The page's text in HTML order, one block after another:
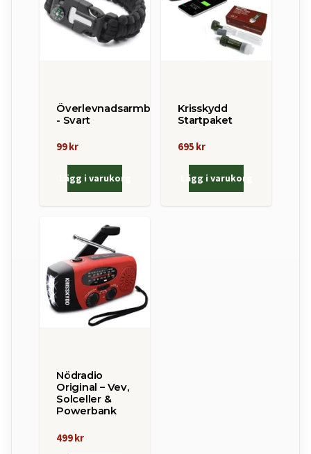
Överlevnadsarmband
- Svart
99 kr
Lägg i varukorg
Krisskydd
Startpaket
695 kr
Lägg i varukorg
Nödradio
Original – Vev,
Solceller &
Powerbank
499 kr